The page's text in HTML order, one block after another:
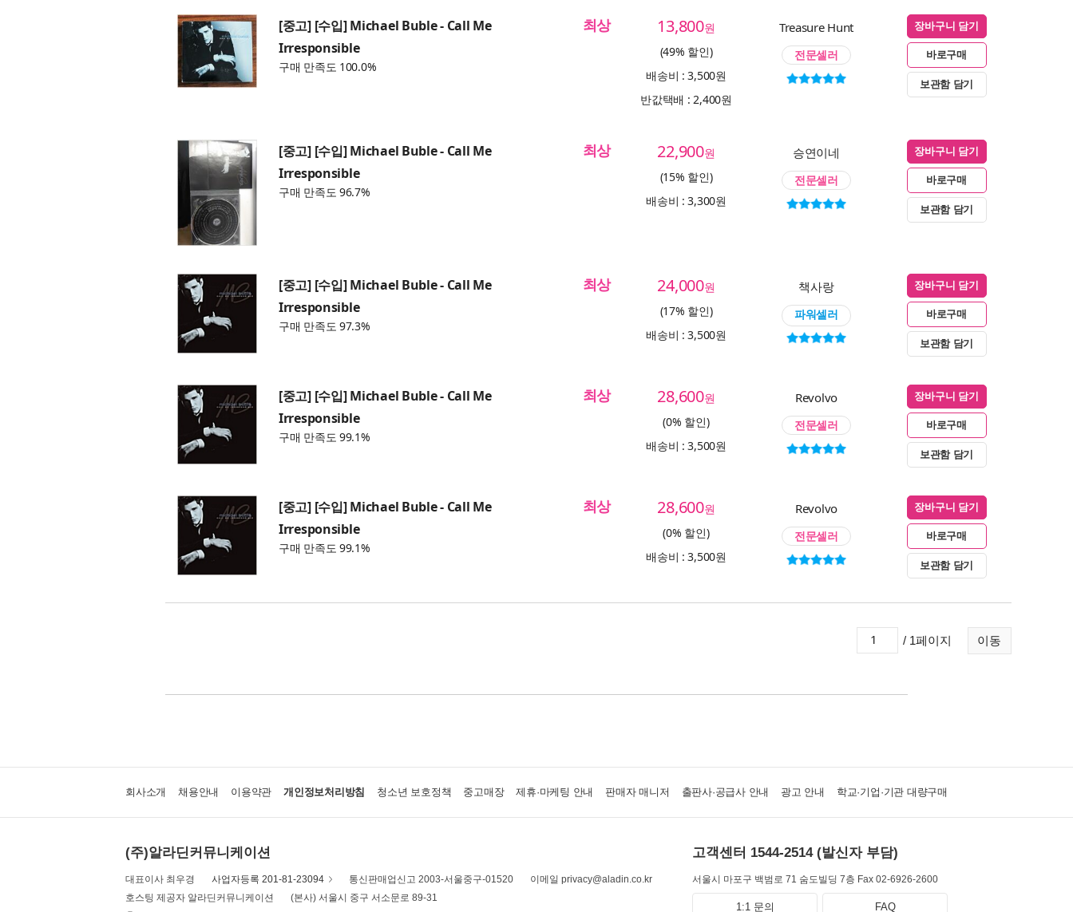
[중고] [수입] Michael Buble - Call Me
Irresponsible
구매 만족도 100.0%
최상 13,800원
(49% 할인)
배송비 : 3,500원
반값택배 : 2,400원
Treasure Hunt
전문셀러
장바구니 담기
바로구매
보관함 담기
[중고] [수입] Michael Buble - Call Me
Irresponsible
구매 만족도 96.7%
최상 22,900원
(15% 할인)
배송비 : 3,300원
승연이네
전문셀러
장바구니 담기
바로구매
보관함 담기
[중고] [수입] Michael Buble - Call Me
Irresponsible
구매 만족도 97.3%
최상 24,000원
(17% 할인)
배송비 : 3,500원
책사랑
파워셀러
장바구니 담기
바로구매
보관함 담기
[중고] [수입] Michael Buble - Call Me
Irresponsible
구매 만족도 99.1%
최상 28,600원
(0% 할인)
배송비 : 3,500원
Revolvo
전문셀러
장바구니 담기
바로구매
보관함 담기
[중고] [수입] Michael Buble - Call Me
Irresponsible
구매 만족도 99.1%
최상 28,600원
(0% 할인)
배송비 : 3,500원
Revolvo
전문셀러
장바구니 담기
바로구매
보관함 담기
이동
/ 1페이지
회사소개 채용안내 이용약관 개인정보처리방침 청소년 보호정책 중고매장 제휴·마케팅 안내 판매자 매니저 출판사·공급사 안내 광고 안내 학교·기업·기관 대량구매
(주)알라딘커뮤니케이션
대표이사 최우경 사업자등록 201-81-23094 통신판매업신고 2003-서울중구-01520
이메일 privacy@aladin.co.kr
호스팅 제공자 알라딘커뮤니케이션
(본사) 서울시 중구 서소문로 89-31
고객센터 1544-2514 (발신자 부담)
서울시 마포구 백범로 71 숨도빌딩 7층 Fax 02-6926-2600
1:1 문의 FAQ